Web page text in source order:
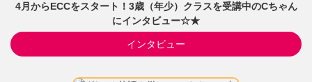
4月からECCをスタート！3歳（年少）クラスを受講中のCちゃん
にインタビュー☆★
インタビュー